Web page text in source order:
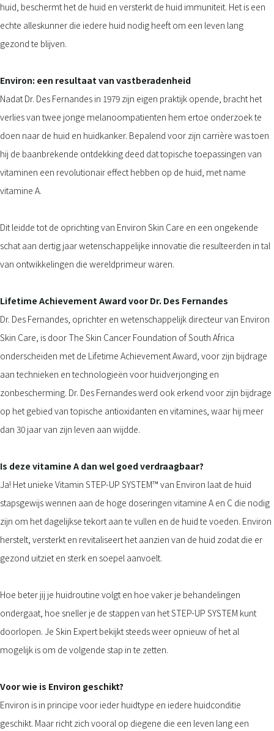
huid, beschermt het de huid en versterkt de huid immuniteit. Het is een
echte alleskunner die iedere huid nodig heeft om een leven lang
gezond te blijven.
Environ: een resultaat van vastberadenheid
Nadat Dr. Des Fernandes in 1979 zijn eigen praktijk opende, bracht het
verlies van twee jonge melanoompatienten hem ertoe onderzoek te
doen naar de huid en huidkanker. Bepalend voor zijn carrière was toen
hij de baanbrekende ontdekking deed dat topische toepassingen van
vitaminen een revolutionair effect hebben op de huid, met name
vitamine A.
Dit leidde tot de oprichting van Environ Skin Care en een ongekende
schat aan dertig jaar wetenschappelijke innovatie die resulteerden in tal
van ontwikkelingen die wereldprimeur waren.
Lifetime Achievement Award voor Dr. Des Fernandes
Dr. Des Fernandes, oprichter en wetenschappelijk directeur van Environ
Skin Care, is door The Skin Cancer Foundation of South Africa
onderscheiden met de Lifetime Achievement Award, voor zijn bijdrage
aan technieken en technologieën voor huidverjonging en
zonbescherming. Dr. Des Fernandes werd ook erkend voor zijn bijdrage
op het gebied van topische antioxidanten en vitamines, waar hij meer
dan 30 jaar van zijn leven aan wijdde.
Is deze vitamine A dan wel goed verdraagbaar?
Ja! Het unieke Vitamin STEP-UP SYSTEM™ van Environ laat de huid
stapsgewijs wennen aan de hoge doseringen vitamine A en C die nodig
zijn om het dagelijkse tekort aan te vullen en de huid te voeden. Environ
herstelt, versterkt en revitaliseert het aanzien van de huid zodat die er
gezond uitziet en sterk en soepel aanvoelt.
Hoe beter jij je huidroutine volgt en hoe vaker je behandelingen
ondergaat, hoe sneller je de stappen van het STEP-UP SYSTEM kunt
doorlopen. Je Skin Expert bekijkt steeds weer opnieuw of het al
mogelijk is om de volgende stap in te zetten.
Voor wie is Environ geschikt?
Environ is in principe voor ieder huidtype en iedere huidconditie
geschikt. Maar richt zich vooral op diegene die een leven lang een